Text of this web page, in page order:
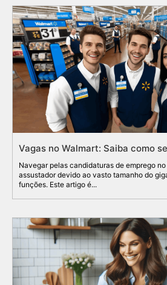
Vagas no Walmart: Saiba como
Navegar pelas candidaturas de emprego
assustador devido ao vasto tamanho do
funções. Este artigo é...